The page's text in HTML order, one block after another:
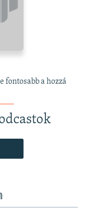
fontosabb a hozzá